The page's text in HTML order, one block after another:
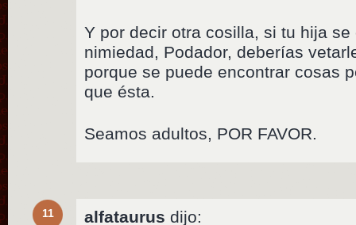
Y por decir otra cosilla, si tu hija
nimiedad, Podador, deberías
porque se puede encontrar cosas
que ésta.
Seamos adultos, POR FAVOR.
11 alfataurus dijo: